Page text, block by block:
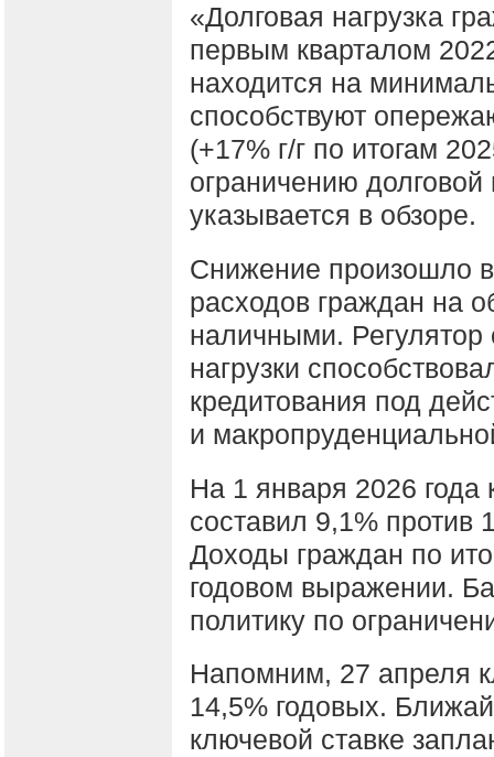
«Долговая нагрузка
первым кварталом
находится на
способствуют
(+17% г/г по итогам
ограничению
указывается в обзоре.
Снижение произошло
расходов граждан на
наличными. Регулятор
нагрузки
кредитования под
и
На 1 января 2026
составил 9,1% против
Доходы граждан по
годовом выражении.
политику по
Напомним, 27 апреля
14,5% годовых.
ключевой ставке